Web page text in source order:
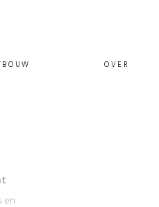
OVER
en